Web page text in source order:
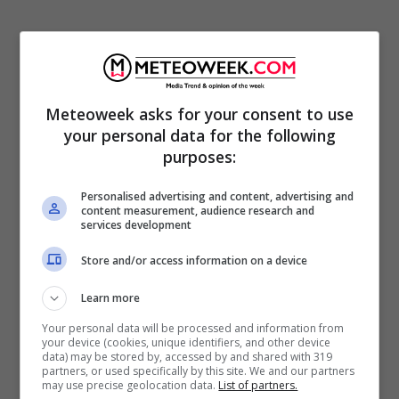
Assolombarda , comprendente gli industriali
di Milano, Lodi, Monza e della Brianza. Per la
scelto di focalizzarsi sullecritiche al governo
attacchi molto duri nei confronti delle
manovre di Conte, soprattutto in merito alla
presentazione della legge di Bilancio.
Una strategia, la sua, che ha vinto e ha
Meteoweek asks for your consent to use
your personal data for the following
purposes:
Personalised advertising and content, advertising and
content measurement, audience research and
services development
Store and/or access information on a device
Learn more
Your personal data will be processed and information from
your device (cookies, unique identifiers, and other device
data) may be stored by, accessed by and shared with 319
partners, or used specifically by this site. We and our partners
may use precise geolocation data. List of partners.